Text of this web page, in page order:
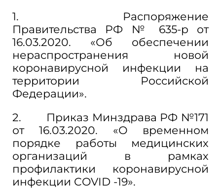
1. Распоряжение
Правительства РФ № 635-р от
16.03.2020. «Об обеспечении
нераспространения новой
коронавирусной инфекции на
территории Российской
Федерации».
2. Приказ Минздрава РФ №171
от 16.03.2020. «О временном
порядке работы медицинских
организаций в рамках
профилактики коронавирусной
инфекции COVID -19».